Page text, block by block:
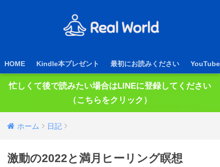
HOME Kindle本プレゼント 最初にお読みください YouTube
忙しくて後で読みたい場合はLINEに登録してください
（こちらをクリック）
ホーム 日記
激動の2022と満月ヒーリング瞑想